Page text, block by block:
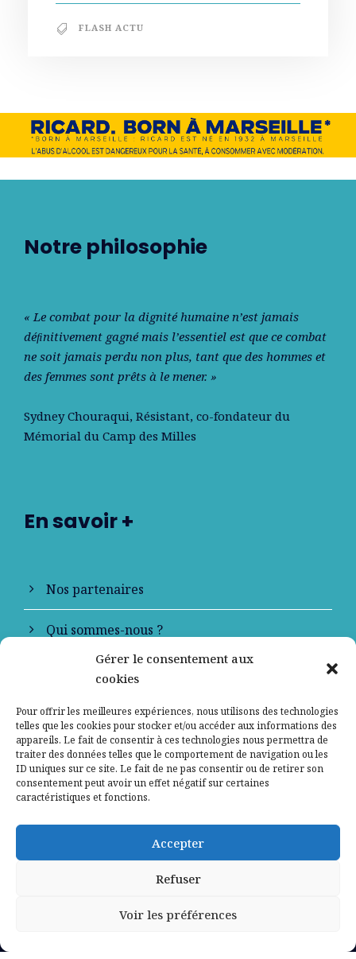
Gérer le consentement aux
cookies
Pour offrir les meilleures expériences, nous utilisons des technologies
telles que les cookies pour stocker et/ou accéder aux informations des
appareils. Le fait de consentir à ces technologies nous permettra de
traiter des données telles que le comportement de navigation ou les
ID uniques sur ce site. Le fait de ne pas consentir ou de retirer son
consentement peut avoir un effet négatif sur certaines
caractéristiques et fonctions.
Accepter
Refuser
Voir les préférences
FLASH ACTU
Notre philosophie
« Le combat pour la dignité humaine n’est jamais
déﬁnitivement gagné mais l’essentiel est que ce combat
ne soit jamais perdu non plus, tant que des hommes et
des femmes sont prêts à le mener. »
Sydney Chouraqui, Résistant, co-fondateur du
Mémorial du Camp des Milles
En savoir +
Nos partenaires
Qui sommes-nous ?
Contactez-nous
Mentions légales
Politique de confidentialité